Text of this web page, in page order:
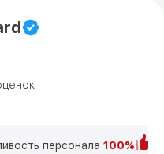
персонала 100%